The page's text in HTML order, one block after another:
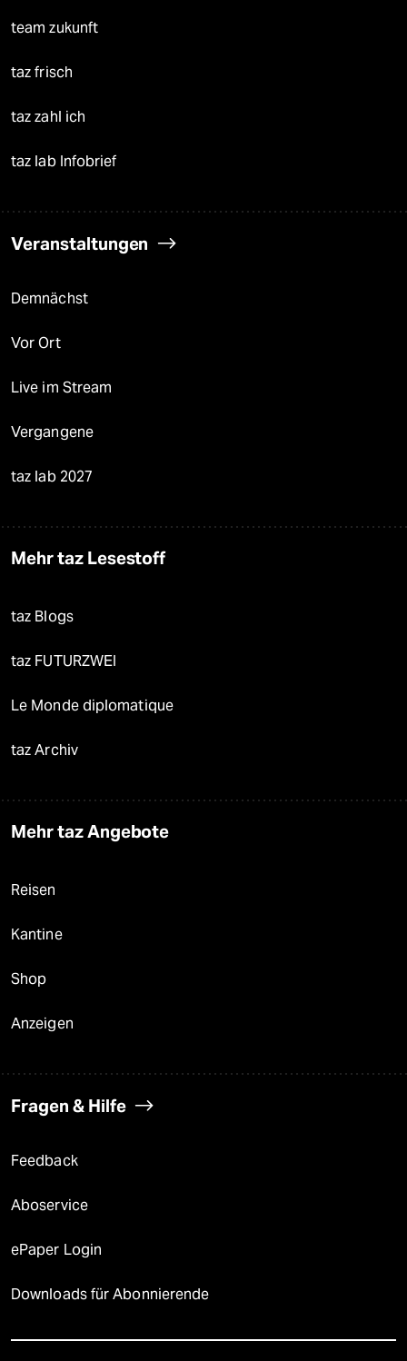
team zukunft
taz frisch
taz zahl ich
taz lab Infobrief
Veranstaltungen
Demnächst
Vor Ort
Live im Stream
Vergangene
taz lab 2027
Mehr taz Lesestoff
taz Blogs
taz FUTURZWEI
Le Monde diplomatique
taz Archiv
Mehr taz Angebote
Reisen
Kantine
Shop
Anzeigen
Fragen & Hilfe
Feedback
Aboservice
ePaper Login
Downloads für Abonnierende